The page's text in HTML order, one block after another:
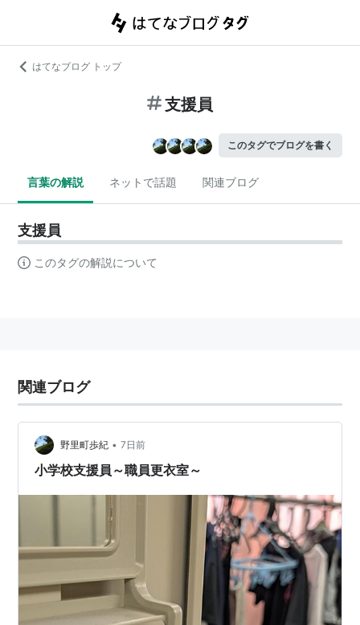
はてなブログ トップ
支援員
このタグでブログを書く
言葉の解説 ネットで話題 関連ブログ
支援員
このタグの解説について
関連ブログ
野里町歩紀 • 7日前
小学校支援員～職員更衣室～